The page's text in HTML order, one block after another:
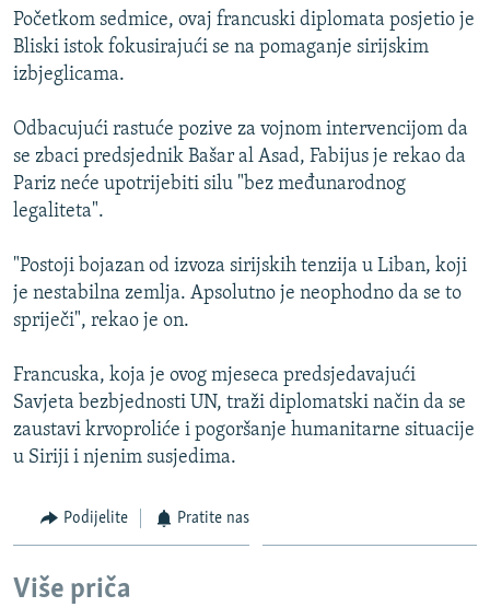
POST SCRIPTUM
MOJA EVROPA
SVE KARTE DEJTONA
NASTANAK I RASPAD JUGOSLAVIJE
Početkom sedmice, ovaj francuski diplomata posjetio je
Bliski istok fokusirajući se na pomaganje sirijskim
izbjeglicama.
Odbacujući rastuće pozive za vojnom intervencijom da
se zbaci predsjednik Bašar al Asad, Fabijus je rekao da
Pariz neće upotrijebiti silu "bez međunarodnog
legaliteta".
"Postoji bojazan od izvoza sirijskih tenzija u Liban, koji
je nestabilna zemlja. Apsolutno je neophodno da se to
spriječi", rekao je on.
Francuska, koja je ovog mjeseca predsjedavajući
Savjeta bezbjednosti UN, traži diplomatski način da se
zaustavi krvoproliće i pogoršanje humanitarne situacije
u Siriji i njenim susjedima.
Podijelite Pratite nas
Više priča